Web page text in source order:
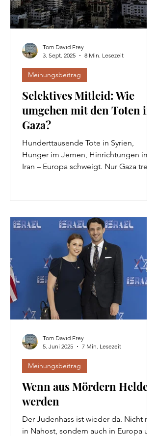
Selektives Mitleid: Wie
umgehen mit den Toten in
Gaza?
Hunderttausende Tote in Syrien,
Hunger im Jemen, Hinrichtungen im
Iran – Europa schweigt. Nur Gaza treibt
Maßstab für Gut und Böse fällt es
die Schuld zu geben – zu geschickt
fälscht sie Bilder und Zahlen. Und die
Medien spielen mit.
Meinungsbeitrag
Tom David Frey
3. Sept. 2025
8 Min. Lesezeit
Wenn aus Mördern Helden
werden
Der Judenhass ist wieder da. Nicht nur
in Nahost, sondern auch in Europa und
Meinungsbeitrag
Tom David Frey
5. Juni 2025
7 Min. Lesezeit